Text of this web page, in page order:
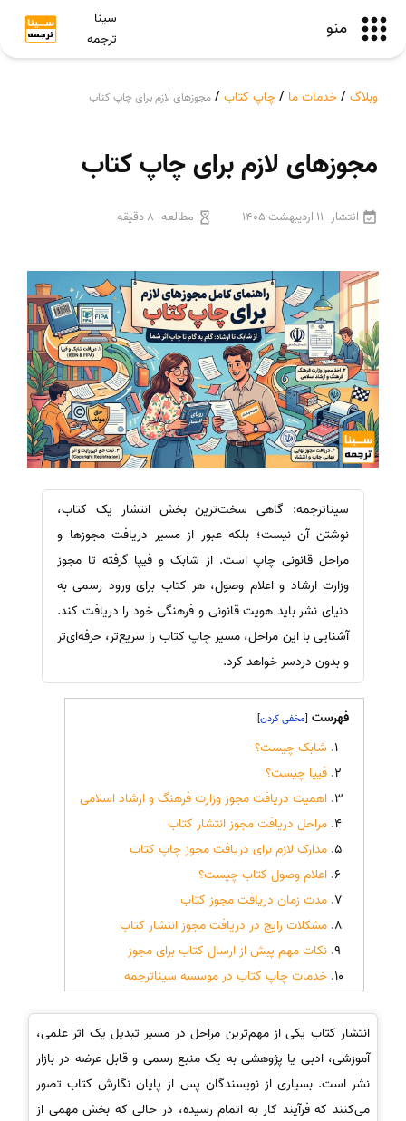
منو
سینا
ترجمه
وبلاگ /خدمات ما /چاپ کتاب / مجوزهای لازم برای چاپ کتاب
مجوزهای لازم برای چاپ کتاب
انتشار 11 اردیبهشت 1405 مطالعه 8 دقیقه
سیناترجمه: گاهی سخت‌ترین بخش انتشار یک کتاب،
نوشتن آن نیست؛ بلکه عبور از مسیر دریافت مجوزها و
مراحل قانونی چاپ است. از شابک و فیپا گرفته تا مجوز
وزارت ارشاد و اعلام وصول، هر کتاب برای ورود رسمی به
دنیای نشر باید هویت قانونی و فرهنگی خود را دریافت کند.
آشنایی با این مراحل، مسیر چاپ کتاب را سریع‌تر، حرفه‌ای‌تر
و بدون دردسر خواهد کرد.
فهرست [
]
شابک چیست؟
فیپا چیست؟
اهمیت دریافت مجوز وزارت فرهنگ و ارشاد اسلامی
مراحل دریافت مجوز انتشار کتاب
مدارک لازم برای دریافت مجوز چاپ کتاب
اعلام وصول کتاب چیست؟
مدت زمان دریافت مجوز کتاب
مشکلات رایج در دریافت مجوز انتشار کتاب
نکات مهم پیش از ارسال کتاب برای مجوز
خدمات چاپ کتاب در موسسه سیناترجمه
انتشار کتاب یکی از مهم‌ترین مراحل در مسیر تبدیل یک اثر علمی،
آموزشی، ادبی یا پژوهشی به یک منبع رسمی و قابل عرضه در بازار
نشر است. بسیاری از نویسندگان پس از پایان نگارش کتاب تصور
می‌کنند که فرآیند کار به اتمام رسیده، در حالی که بخش مهمی از